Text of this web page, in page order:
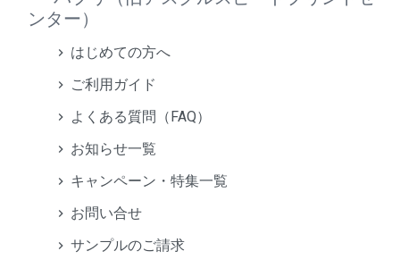
ンター）
はじめての方へ
ご利用ガイド
よくある質問（FAQ）
お知らせ一覧
キャンペーン・特集一覧
お問い合せ
サンプルのご請求